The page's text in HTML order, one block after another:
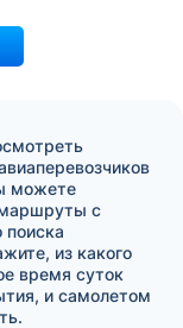
можете
с
поиска
из какого
время суток
и самолетом